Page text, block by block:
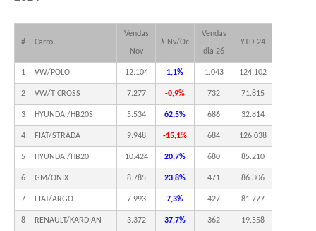
# Carro
Vendas
Nov
λ Nv/Oc
Vendas
dia 26
YTD-24
1 VW/POLO 12.104 1,1% 1.043 124.102
2 VW/T CROSS 7.277 -0,9% 732 71.815
3 HYUNDAI/HB20S 5.534 62,5% 686 32.814
4 FIAT/STRADA 9.948 -15,1% 684 126.038
5 HYUNDAI/HB20 10.424 20,7% 680 85.210
6 GM/ONIX 8.785 23,8% 471 86.306
7 FIAT/ARGO 7.993 7,3% 427 81.777
8 RENAULT/KARDIAN 3.372 37,7% 362 19.558